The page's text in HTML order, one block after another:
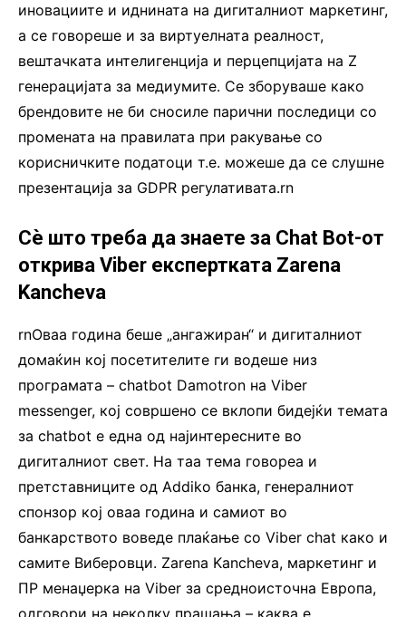
иновациите и иднината на дигиталниот маркетинг,
а се говореше и за виртуелната реалност,
вештачката интелигенција и перцепцијата на Z
генерацијата за медиумите. Се зборуваше како
брендовите не би сносиле парични последици со
промената на правилата при ракување со
корисничките податоци т.е. можеше да се слушне
презентација за GDPR регулативата.rn
Сѐ што треба да знаете за Chat Bot-от
открива Viber експертката Zarena
Kancheva
rnОваа година беше „ангажиран“ и дигиталниот
домаќин кој посетителите ги водеше низ
програмата – chatbot Damotron на Viber
messenger, кој совршено се вклопи бидејќи темата
за chatbot е една од најинтересните во
дигиталниот свет. На таа тема говореа и
претставниците од Addiko банка, генералниот
спонзор кој оваа година и самиот во
банкарството воведе плаќање со Viber chat како и
самите Виберовци. Zarena Kancheva, маркетинг и
ПР менаџерка на Viber за средноисточна Европа,